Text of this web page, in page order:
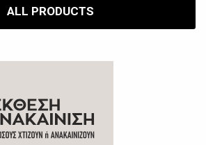
ALL PRODUCTS